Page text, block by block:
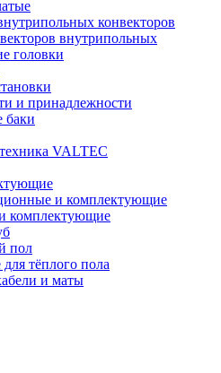
конвекторов
внутрипольных
головки
и принадлежности
баки
VALTEC
и комплектующие
комплектующие
пол
тёплого пола
и маты